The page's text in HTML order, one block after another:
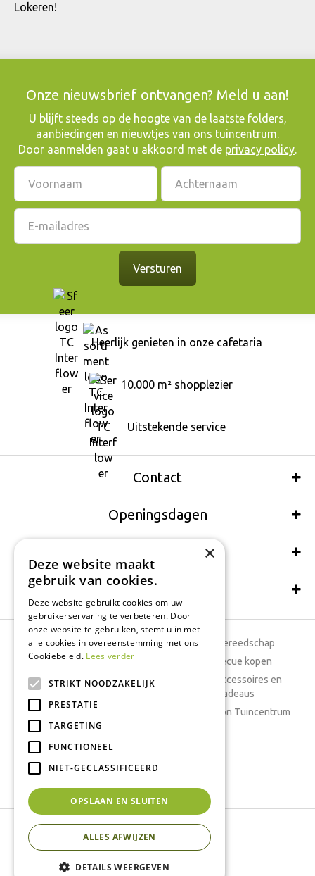
Lokeren!
Onze nieuwsbrief ontvangen? Meld u aan!
​U blijft steeds op de hoogte van de laatste folders,
aanbiedingen en nieuwtjes van ons tuincentrum.
Door aanmelden gaat u akkoord met de privacy policy.
Heerlijk genieten in onze cafetaria
10.000 m² shopplezier
Uitstekende service
Contact
Openingsdagen
Wij accepteren ook:
Schrijf een recensie
Tuincentrum
Dierenwinkel
Tuinplanten
Tuingereedschap
Barbecue kopen
Woonaccessoires en
cadeaus
Cadeaubon Tuincentrum
Kamerplanten
Moestuin
Boeketten
Vijver
Tuincentrum Interflower
Tuincentrum Overzicht
×
Deze website maakt
gebruik van cookies.
Deze website gebruikt cookies om uw
gebruikerservaring te verbeteren. Door
onze website te gebruiken, stemt u in met
alle cookies in overeenstemming met ons
Cookiebeleid. Lees verder
STRIKT NOODZAKELIJK
PRESTATIE
TARGETING
FUNCTIONEEL
NIET-GECLASSIFICEERD
OPSLAAN EN SLUITEN
ALLES AFWIJZEN
DETAILS WEERGEVEN